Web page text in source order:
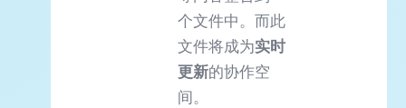
个文件中。而此
文件将成为实时
更新的协作空
间。